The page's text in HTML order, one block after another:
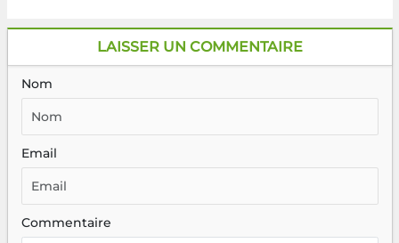
LAISSER UN COMMENTAIRE
Nom
Email
Commentaire